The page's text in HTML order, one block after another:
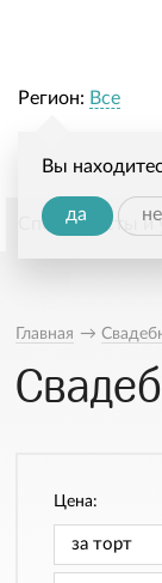
Регион: Все
Вы
да
Специалисты и
Главная →
Цена: